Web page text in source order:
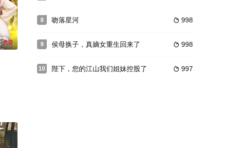
7.0
8  998
吻落星河
9  998
侯母换子，真嫡女重生回来了
10  997
陛下，您的江山我们姐妹控股了